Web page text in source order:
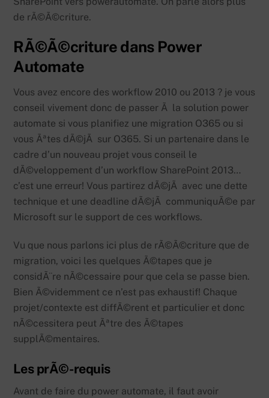
de rÃ©Ã©criture.
RÃ©Ã©criture dans Power
Automate
Vous avez encore des workflow 2010 ou 2013 ? je vous
conseil vivement donc de passer Ã la solution power
automate si vous planifiez une migration O365 ou si
vous Ãªtes dÃ©jÃ sur O365. Si un partenaire dans le
cadre d’un nouveau projet vous conseil le
dÃ©veloppement d’un workflow SharePoint 2013…
c’est une erreur! Vous partirez dÃ©jÃ avec une dette
technique et une deadline dÃ©jÃ communiquÃ©e par
Microsoft sur le support de ces workflows.
Vu que nous parlons ici plus de rÃ©Ã©criture que de
migration, voici les quelques Ã©tapes que je
considÃ¨re nÃ©cessaire pour que cela se passe bien.
Bien Ã©videmment ce n’est pas exhaustif! Chaque
projet/contexte est diffÃ©rent et particulier et donc
nÃ©cessitera peut Ãªtre des Ã©tapes
supplÃ©mentaires.
Les prÃ©-requis
Avant de faire du power automate, il faut avoir